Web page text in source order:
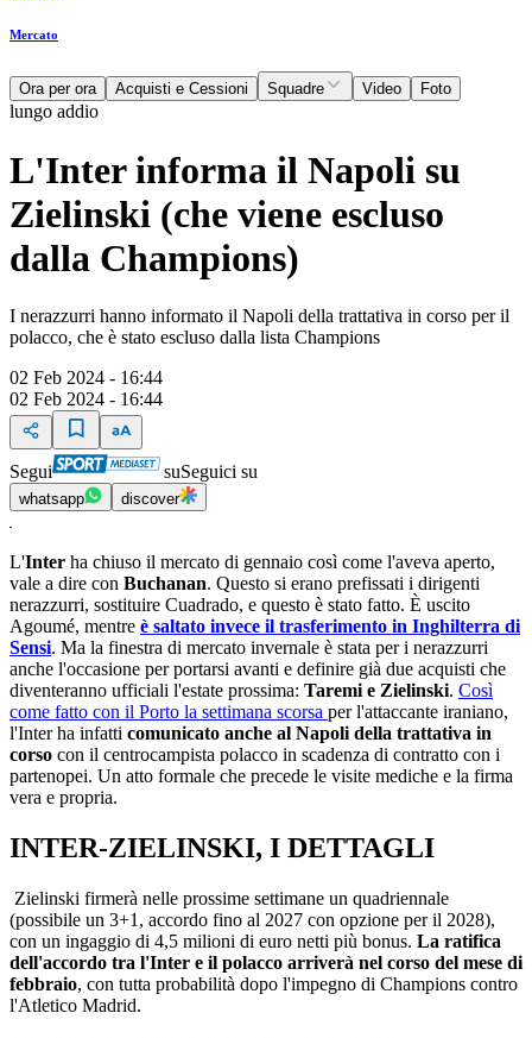
Mercato
Ora per ora Acquisti e Cessioni Squadre Video Foto
lungo addio
L'Inter informa il Napoli su
Zielinski (che viene escluso
dalla Champions)
I nerazzurri hanno informato il Napoli della trattativa in corso per il
polacco, che è stato escluso dalla lista Champions
02 Feb 2024 - 16:44
02 Feb 2024 - 16:44
Segui suSeguici su
whatsapp discover
L'Inter ha chiuso il mercato di gennaio così come l'aveva aperto,
vale a dire con Buchanan. Questo si erano prefissati i dirigenti
nerazzurri, sostituire Cuadrado, e questo è stato fatto. È uscito
Agoumé, mentre è saltato invece il trasferimento in Inghilterra di
Sensi. Ma la finestra di mercato invernale è stata per i nerazzurri
anche l'occasione per portarsi avanti e definire già due acquisti che
diventeranno ufficiali l'estate prossima: Taremi e Zielinski. Così
come fatto con il Porto la settimana scorsa per l'attaccante iraniano,
l'Inter ha infatti comunicato anche al Napoli della trattativa in
corso con il centrocampista polacco in scadenza di contratto con i
partenopei. Un atto formale che precede le visite mediche e la firma
vera e propria.
INTER-ZIELINSKI, I DETTAGLI
Zielinski firmerà nelle prossime settimane un quadriennale
(possibile un 3+1, accordo fino al 2027 con opzione per il 2028),
con un ingaggio di 4,5 milioni di euro netti più bonus. La ratifica
dell'accordo tra l'Inter e il polacco arriverà nel corso del mese di
febbraio, con tutta probabilità dopo l'impegno di Champions contro
l'Atletico Madrid.